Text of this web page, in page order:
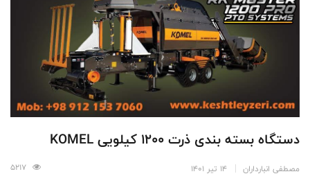
دستگاه بسته بندی ذرت 1200 کیلویی KOMEL
مصطفی انبارداران 14 تیر 1401